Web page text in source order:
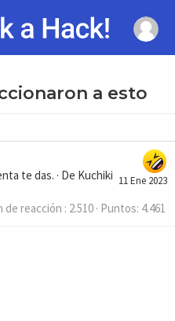
a esto
11 Ene 2023
te das. · De Kuchiki
de reacción 2.510 Puntos 4.461